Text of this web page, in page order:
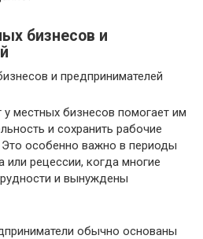
бизнесов и
у местных бизнесов помогает им
и сохранить рабочие
особенно важно в периоды
или рецессии, когда многие
и вынуждены
обычно основаны